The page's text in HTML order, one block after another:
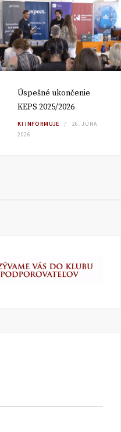
Úspešné ukončenie
KEPS 2025/2026
KI INFORMUJE
26. JÚNA
2026